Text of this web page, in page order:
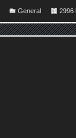
General 2996